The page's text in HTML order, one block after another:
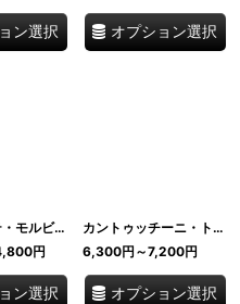
ン選択 オプション選択
パンフォルテ・モルビド シエナ発祥 イタリア伝統菓子 直輸入 Antichi Dolci di Siena イタリア
円
ン選択
カントゥッチーニ・トスカーニ トスカーナ伝統のカントゥッチ 250g/300g/500g 直輸入 Antichi Dolci di Siena I.G.P. イタリア
6,300円 ～7,200円
オプション選択